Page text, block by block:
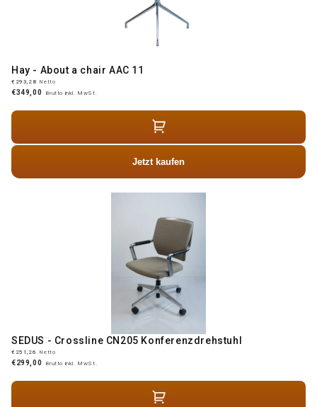
Hay - About a chair AAC 11
€293,28 Netto
€349,00 Brutto inkl. MwSt.
Jetzt kaufen
SEDUS - Crossline CN205 Konferenzdrehstuhl
€251,26 Netto
€299,00 Brutto inkl. MwSt.